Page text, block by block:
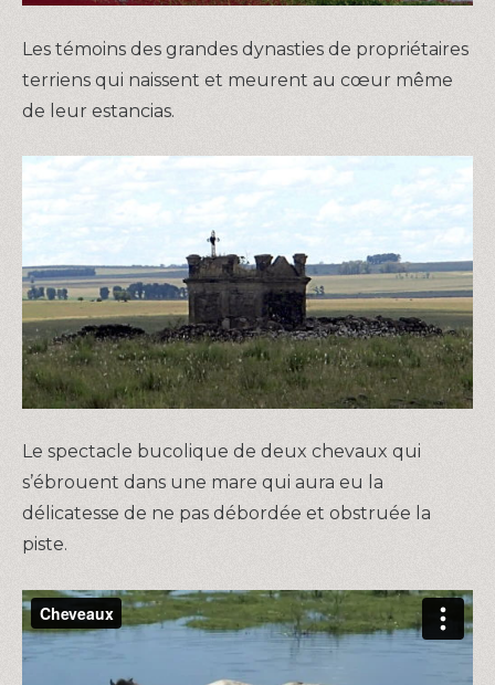
Les témoins des grandes dynasties de propriétaires
terriens qui naissent et meurent au cœur même
de leur estancias.
Le spectacle bucolique de deux chevaux qui
s’ébrouent dans une mare qui aura eu la
délicatesse de ne pas débordée et obstruée la
piste.